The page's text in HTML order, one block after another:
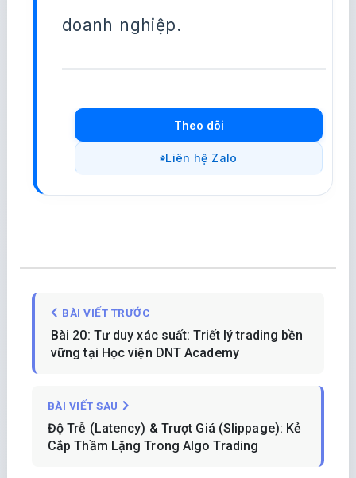
doanh nghiệp.
Theo dõi
Liên hệ Zalo
BÀI VIẾT TRƯỚC
Bài 20: Tư duy xác suất: Triết lý trading bền
vững tại Học viện DNT Academy
BÀI VIẾT SAU
Độ Trễ (Latency) & Trượt Giá (Slippage): Kẻ
Cắp Thầm Lặng Trong Algo Trading